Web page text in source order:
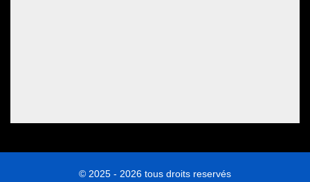
© 2025 - 2026 tous droits reservés